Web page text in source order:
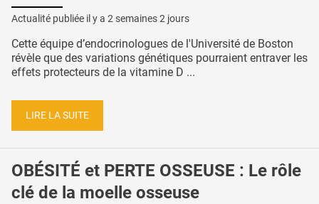
Actualité publiée il y a 2 semaines 2 jours
Cette équipe d’endocrinologues de l'Université de Boston
révèle que des variations génétiques pourraient entraver les
effets protecteurs de la vitamine D ...
LIRE LA SUITE
OBÉSITÉ et PERTE OSSEUSE : Le rôle
clé de la moelle osseuse